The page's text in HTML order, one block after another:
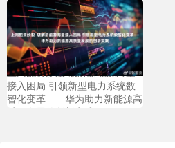
上网配资炒股 破解新能源海量
接入困局 引领新型电力系统数
智化变革——华为助力新能源高
质量发展的创新实践